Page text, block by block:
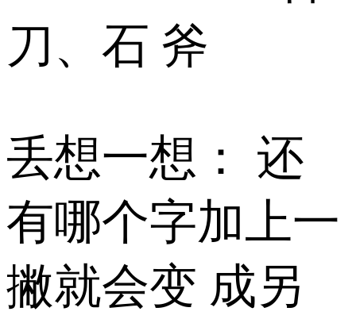
刀、石 斧
丢想一想： 还
有哪个字加上一
撇就会变 成另